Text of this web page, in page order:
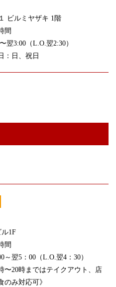
ビルミヤザキ 1階
間
翌3:00（L.O.翌2:30）
：日、祝日
1F
間
～翌5：00（L.O.翌4：30）
時〜20時まではテイクアウト、店
のみ対応可》